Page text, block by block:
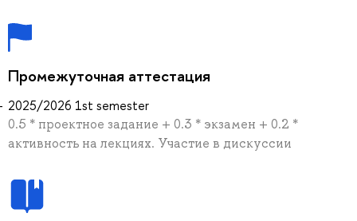
Промежуточная аттестация
2025/2026 1st semester
0.5 * проектное задание + 0.3 * экзамен + 0.2 *
активность на лекциях. Участие в дискуссии